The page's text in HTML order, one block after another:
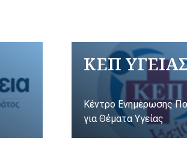
ΚΕΠ
Κέντρο Ενημέρωσης
για Θέματα Υγείας